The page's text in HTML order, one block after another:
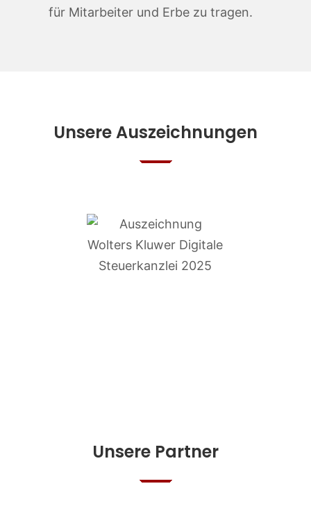
für Mitarbeiter und Erbe zu tragen.
Unsere Auszeichnungen
Unsere Partner